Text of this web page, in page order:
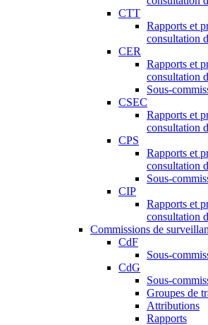
CTT
Rapports et
consultation
CER
Rapports et
consultation
Sous-
CSEC
Rapports et
consultation
CPS
Rapports et
consultation
Sous-
CIP
Rapports et
consultation
Commissions de
CdF
Sous-
CdG
Sous-
Groupes de
Attributions
Rapports